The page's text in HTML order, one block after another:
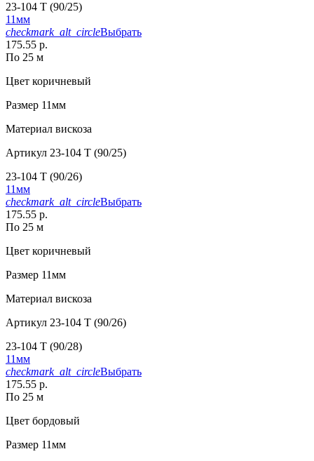
23-104 T (90/25)
11мм
checkmark_alt_circleВыбрать
175.55 р.
По 25 м
Цвет коричневый
Размер 11мм
Материал вискоза
Артикул 23-104 T (90/25)
23-104 T (90/26)
11мм
checkmark_alt_circleВыбрать
175.55 р.
По 25 м
Цвет коричневый
Размер 11мм
Материал вискоза
Артикул 23-104 T (90/26)
23-104 T (90/28)
11мм
checkmark_alt_circleВыбрать
175.55 р.
По 25 м
Цвет бордовый
Размер 11мм